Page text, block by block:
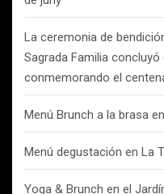
La ceremonia de
Sagrada Familia
conmemorando el
Menú Brunch a la brasa
Menú degustación en La
Yoga & Brunch en el